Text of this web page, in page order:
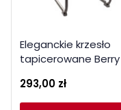
Eleganckie krzesło
tapicerowane Berry
ciemny szary 18
293,00 zł